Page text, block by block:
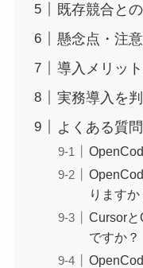
既存競合と
懸念点・注
導入メリッ
実務導入を
よくある質問
りますか
Cursorと
ですか？